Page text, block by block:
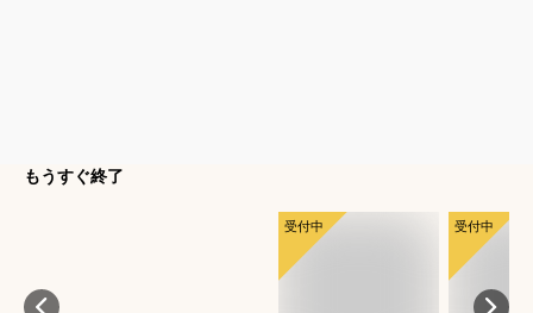
もうすぐ終了
受付中 受付中